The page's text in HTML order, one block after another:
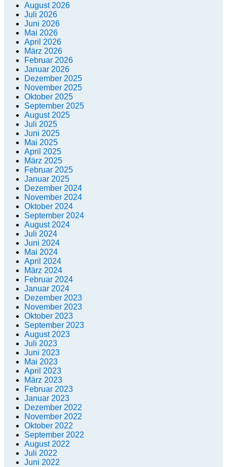
August 2026
Juli 2026
Juni 2026
Mai 2026
April 2026
März 2026
Februar 2026
Januar 2026
Dezember 2025
November 2025
Oktober 2025
September 2025
August 2025
Juli 2025
Juni 2025
Mai 2025
April 2025
März 2025
Februar 2025
Januar 2025
Dezember 2024
November 2024
Oktober 2024
September 2024
August 2024
Juli 2024
Juni 2024
Mai 2024
April 2024
März 2024
Februar 2024
Januar 2024
Dezember 2023
November 2023
Oktober 2023
September 2023
August 2023
Juli 2023
Juni 2023
Mai 2023
April 2023
März 2023
Februar 2023
Januar 2023
Dezember 2022
November 2022
Oktober 2022
September 2022
August 2022
Juli 2022
Juni 2022